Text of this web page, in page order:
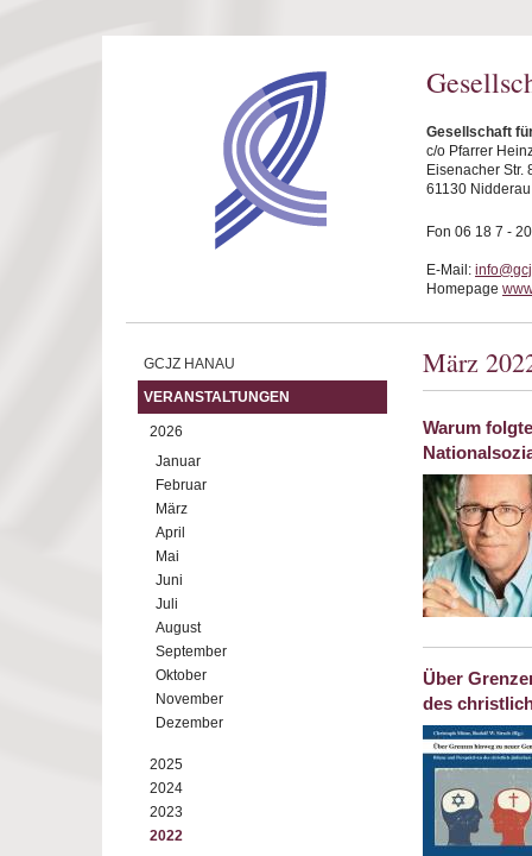
Gesellschaft
c/o Pfarrer
Eisenacher Str.
61130 Nidderau
Fon 06 18 7 -
E-Mail:
Homepage
GCJZ HANAU
VERANSTALTUNGEN
2026
Januar
Februar
März
April
Mai
Juni
Juli
August
September
Oktober
November
Dezember
2025
2024
2023
2022
März
Warum
Über
des